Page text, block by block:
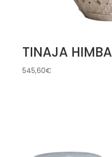
TINAJA HIMBA
545,60€